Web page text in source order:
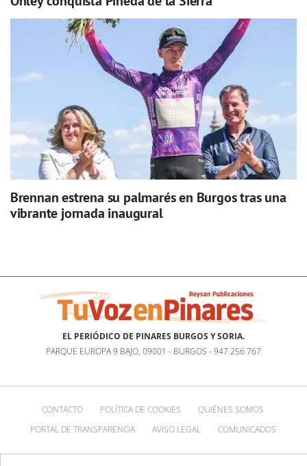
Brennan estrena su palmarés en Burgos tras una
vibrante jornada inaugural
EL PERIÓDICO DE PINARES BURGOS Y SORIA.
PARQUE EUROPA 9 BAJO, 09001 - BURGOS - 947 256 767
CONTACTO POLÍTICA DE COOKIES
QUIÉNES SOMOS
PORTAL DE TRANSPARENCIA
AVISO LEGAL COMUNICADOS